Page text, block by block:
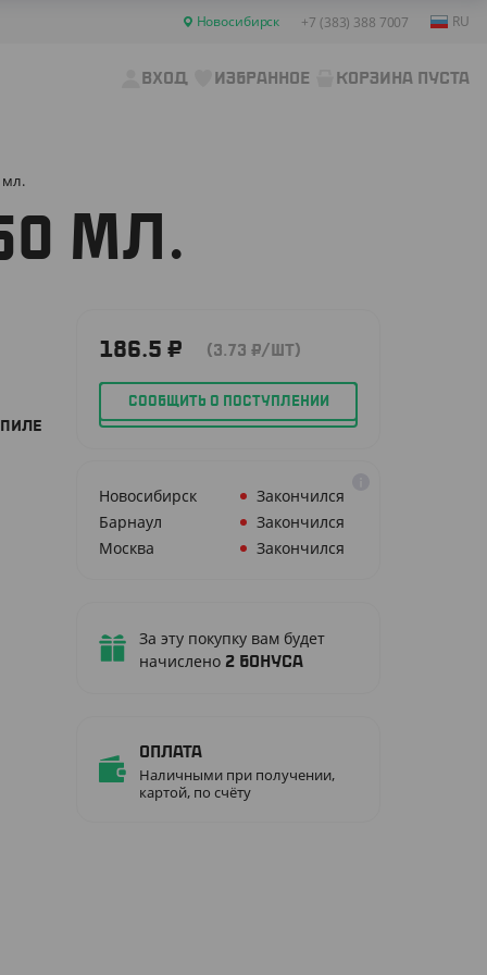
Новосибирск +7 (383) 388 7007 RU
ВХОД ИЗБРАННОЕ КОРЗИНА ПУСТА
мл.
МЛ.
186.5 ₽ (3.73 ₽/ШТ)
СООБЩИТЬ О ПОСТУПЛЕНИИ
Новосибирск
Закончился
Барнаул
Закончился
Москва
Закончился
За эту покупку вам будет
начислено 2 бонуса
Оплата
Наличными при получении,
картой, по счёту